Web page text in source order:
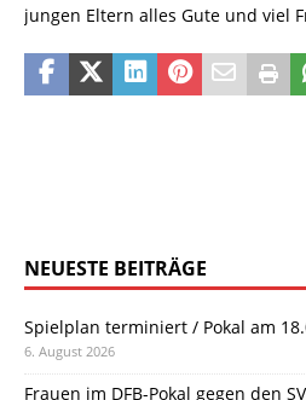
jungen Eltern alles Gute und viel
NEUESTE BEITRÄGE
Spielplan terminiert / Pokal am
6. August 2026
Frauen im DFB-Pokal gegen den